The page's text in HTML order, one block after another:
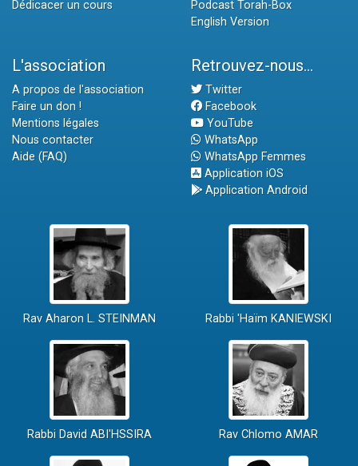
Dédicacer un cours
Podcast Torah-Box
English Version
L'association
A propos de l'association
Faire un don !
Mentions légales
Nous contacter
Aide (FAQ)
Retrouvez-nous...
Twitter
Facebook
YouTube
WhatsApp
WhatsApp Femmes
Application iOS
Application Android
Rav Aharon L. STEINMAN Rabbi 'Haïm KANIEWSKI
Rabbi David ABI'HSSIRA Rav Chlomo AMAR